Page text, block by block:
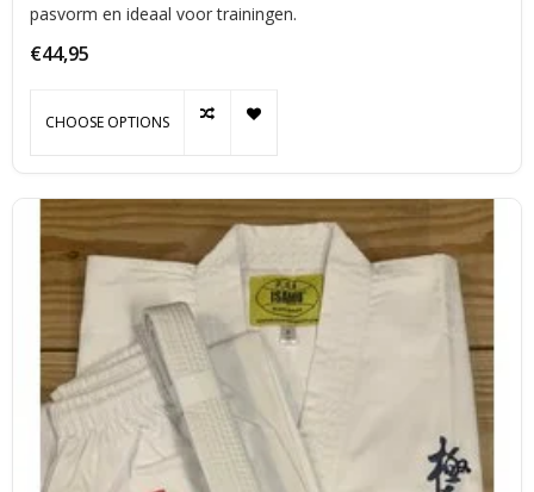
pasvorm en ideaal voor trainingen.
€44,95
CHOOSE OPTIONS